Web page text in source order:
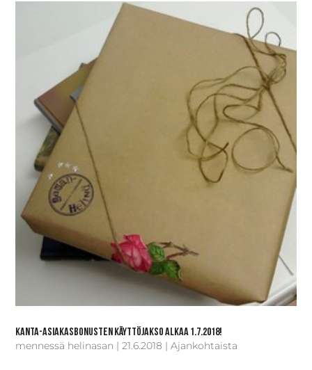
Kanta-asiakasbonusten käyttöjakso alkaa 1.7.2018!
mennessä helinasan |21.6.2018 |Ajankohtaista